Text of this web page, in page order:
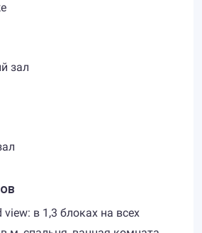
зал
view: в 1,3 блоках на всех